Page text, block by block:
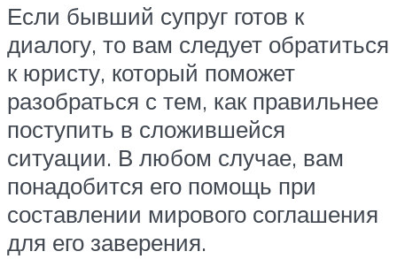
Если бывший супруг готов к
диалогу, то вам следует обратиться
к юристу, который поможет
разобраться с тем, как правильнее
поступить в сложившейся
ситуации. В любом случае, вам
понадобится его помощь при
составлении мирового соглашения
для его заверения.